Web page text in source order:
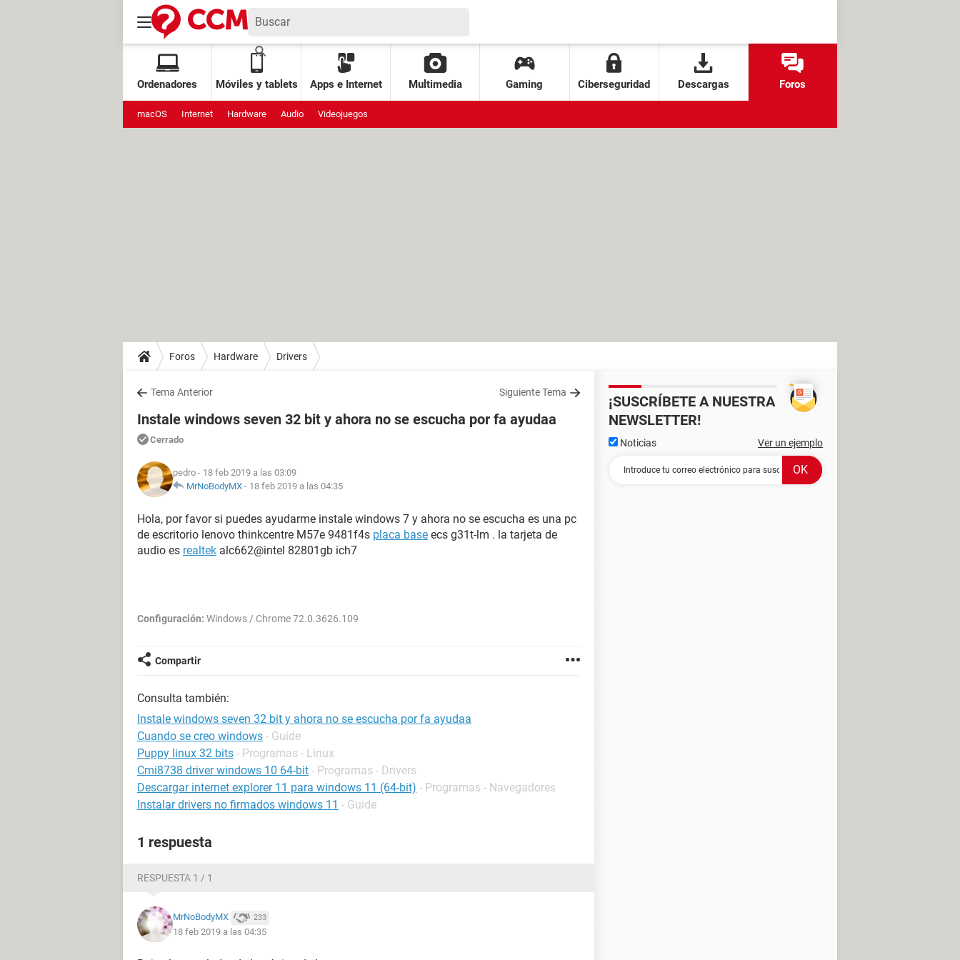
Ordenadores Móviles y tablets Apps e Internet Multimedia Gaming Ciberseguridad Descargas Foros
macOS Internet Hardware Audio Videojuegos
Foros Hardware Drivers
Tema Anterior Siguiente Tema
Instale windows seven 32 bit y ahora no se escucha por fa ayudaa
Cerrado
pedro - 18 feb 2019 a las 03:09
MrNoBodyMX - 18 feb 2019 a las 04:35
Hola, por favor si puedes ayudarme instale windows 7 y ahora no se escucha es una pc
de escritorio lenovo thinkcentre M57e 9481f4s placa base ecs g31t-lm . la tarjeta de
audio es realtek alc662@intel 82801gb ich7
Configuración: Windows / Chrome 72.0.3626.109
Compartir
Consulta también:
Instale windows seven 32 bit y ahora no se escucha por fa ayudaa
Cuando se creo windows - Guide
Puppy linux 32 bits - Programas - Linux
Cmi8738 driver windows 10 64-bit - Programas - Drivers
Descargar internet explorer 11 para windows 11 (64-bit) - Programas - Navegadores
Instalar drivers no firmados windows 11 - Guide
1 respuesta
RESPUESTA 1 / 1
MrNoBodyMX 233
18 feb 2019 a las 04:35
¡SUSCRÍBETE A NUESTRA
NEWSLETTER!
Noticias Ver un ejemplo